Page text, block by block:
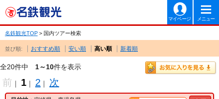
マイページ メニュー
名鉄観光TOP > 国内ツアー検索
並び順: おすすめ順 安い順 高い順 新着順
全20件中 1～10件を表示
前 ｜ 1 ｜ 2 ｜ 次